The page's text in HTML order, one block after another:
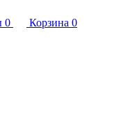
0 Корзина 0